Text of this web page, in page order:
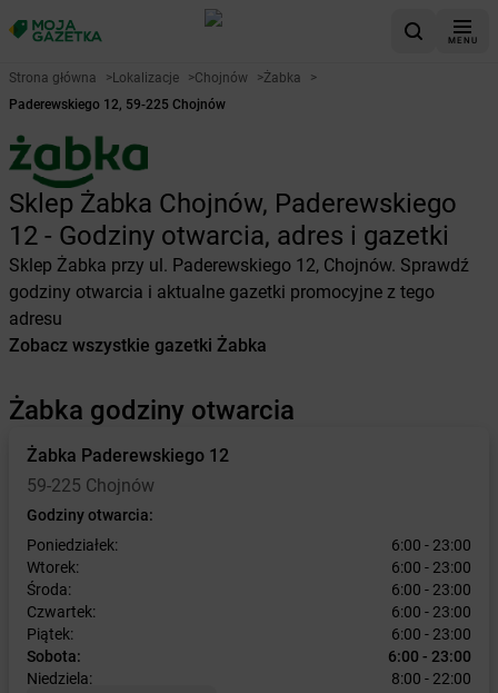
MENU
Strona główna >Lokalizacje >Chojnów >Żabka
>
Paderewskiego 12, 59-225 Chojnów
Sklep Żabka Chojnów, Paderewskiego
12 - Godziny otwarcia, adres i gazetki
Sklep Żabka przy ul. Paderewskiego 12, Chojnów. Sprawdź
godziny otwarcia i aktualne gazetki promocyjne z tego
adresu
Zobacz wszystkie gazetki Żabka
Żabka godziny otwarcia
Żabka Paderewskiego 12
59-225 Chojnów
Godziny otwarcia:
Poniedziałek:
6:00 - 23:00
Wtorek:
6:00 - 23:00
Środa:
6:00 - 23:00
Czwartek:
6:00 - 23:00
Piątek:
6:00 - 23:00
Sobota:
6:00 - 23:00
Niedziela:
8:00 - 22:00